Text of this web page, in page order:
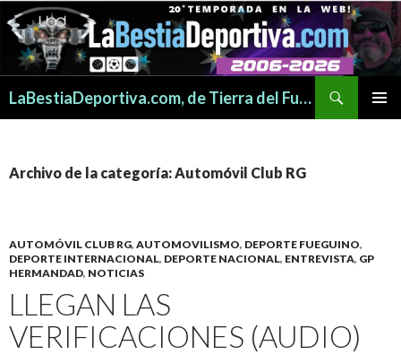
LaBestiaDeportiva.com, de Tierra del Fuego para todo el mundo
Archivo de la categoría: Automóvil Club RG
AUTOMÓVIL CLUB RG, AUTOMOVILISMO, DEPORTE FUEGUINO,
DEPORTE INTERNACIONAL, DEPORTE NACIONAL, ENTREVISTA, GP
HERMANDAD, NOTICIAS
LLEGAN LAS
VERIFICACIONES (AUDIO)